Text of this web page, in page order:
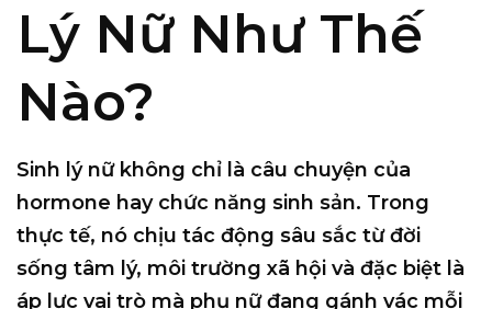
Lý Nữ Như Thế
Nào?
Sinh lý nữ không chỉ là câu chuyện của
hormone hay chức năng sinh sản. Trong
thực tế, nó chịu tác động sâu sắc từ đời
sống tâm lý, môi trường xã hội và đặc biệt là
áp lực vai trò mà phụ nữ đang gánh vác mỗi